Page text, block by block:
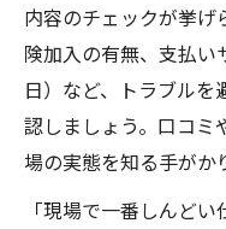
内容のチェックが挙げ
険加入の有無、支払い
日）など、トラブル
認しましょう。口コミ
場の実態を知る手がか
「現場で一番しんど